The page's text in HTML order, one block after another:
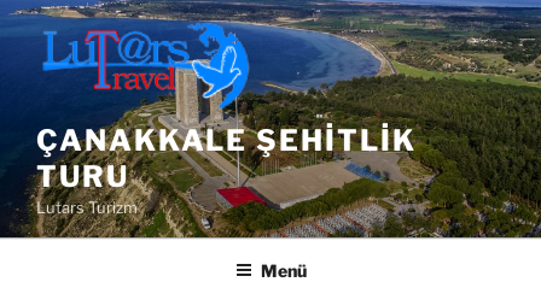
İçeriğe
geç
ÇANAKKALE ŞEHITLIK
TURU
Lutars Turizm
Menü